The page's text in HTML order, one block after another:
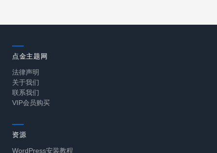
点金主题网
法律声明
关于我们
联系我们
VIP会员购买
资源
WordPress安装教程